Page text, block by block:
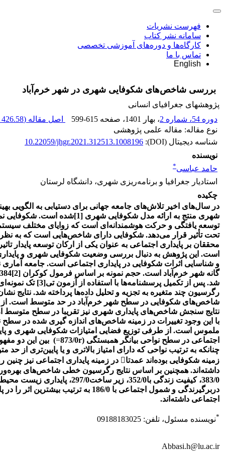
فهرست نشریات
سامانه نشر کتاب
کارگاه‌ها و دوره‌های آموزشی تخصصی
تماس با ما
English
بررسی شاخص‌های شکوفایی شهری در شهر خرم‌آباد
پژوهشهای جغرافیای انسانی
دوره 54، شماره 2
، بهار 1401 ، صفحه 599-615 اصل مقاله (426.58 K
نوع مقاله: مقاله علمی پژوهشی
شناسه دیجیتال (DOI):
10.22059/jhgr.2021.312513.1008196
نویسنده
حامد عباسی*
استادیار جغرافیا و برنامه‌ریزی شهری، دانشگاه لرستان
چکیده
در سال‌های اخیر تلاش‌های جامعه جهانی برای دستیابی به الگویی
شهری منتج به ارائه مدل شکوفایی شهری [1] شده است. شکوفایی
توسعه یافتگی و حرکت هوشمندانه‌ای است که زوایای مختلف
تحت تأثیر قرار می‌دهد. شکوفایی دارای شاخص‌هایی است که به
محققان بر پایداری اجتماعی به عنوان یکی از ارکان توسعه پایدار
است. این پژوهش به دنبال بررسی وضعیت شکوفایی شهری و
گانه شهر خرم‌آباد است. حجم نمونه بر اساس فرمول کوکران [2]
شد. پس از تکمیل پرسشنامه‌ها با استفاده از آزمون تی[3]
تک
رگرسیون چند متغیره به تجزیه و تحلیل داده‌ها پرداخته شد. نتایج
شاخص‌های شکوفایی در سطح شهر خرم‌آباد در حد متوسط است.
نتایج سنجش شاخص‌های پایداری شهری نیز تقریبا در سطح متوسط
با این وجود تغییرات در زمینه شاخص‌های اندازه گیری شده در سطح
ملموس است. از طرفی توزیع فضایی امتیازات شکوفایی شهری و
اجتماعی در سطح نواحی بیانگر همبستگی (873/0r
=) بین این دو
چنانکه به ترتیب نواحی که دارای امتیاز بالاتری و یا پایین‌تری از حد
زمینه شکوفایی بوده‌اند عمدتا در زمینه پایداری اجتماعی نیز چنین
داشته‌اند. همچنین بر اساس نتایج رگرسیون خطی شاخص‌های
دربرگیرندگی و شمول اجتماعی با 186/0 به ترتیب بیشترین اثر
اجتماعی داشته‌اند.
* نویسنده مسئول، تلفن: 09188183025
Abbasi.h@lu.ac.ir